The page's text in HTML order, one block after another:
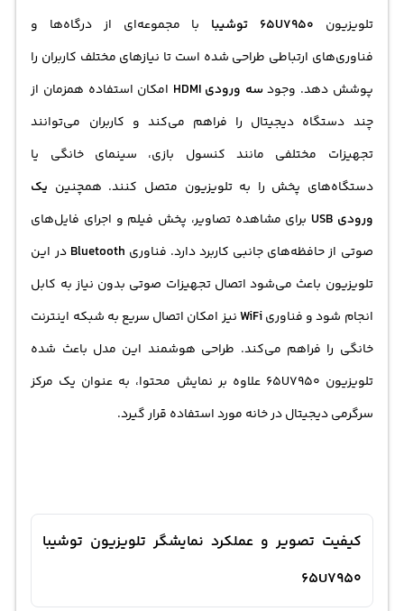
تلویزیون 65U7950 توشیبا
با مجموعه‌ای از درگاه‌ها و
فناوری‌های ارتباطی طراحی شده است تا نیازهای مختلف کاربران را
پوشش دهد. وجود سه ورودی HDMI
امکان استفاده همزمان از
چند دستگاه دیجیتال را فراهم می‌کند و کاربران می‌توانند
تجهیزات مختلفی مانند کنسول بازی، سینمای خانگی یا
دستگاه‌های پخش را به تلویزیون متصل کنند. همچنین یک
ورودی USB
برای مشاهده تصاویر، پخش فیلم و اجرای فایل‌های
صوتی از حافظه‌های جانبی کاربرد دارد. فناوری Bluetooth در این
تلویزیون باعث می‌شود اتصال تجهیزات صوتی بدون نیاز به کابل
انجام شود و فناوریWiFiنیز امکان اتصال سریع به شبکه اینترنت
خانگی را فراهم می‌کند. طراحی هوشمند این مدل باعث شده
تلویزیون 65U7950 علاوه بر نمایش محتوا، به عنوان یک مرکز
سرگرمی دیجیتال در خانه مورد استفاده قرار گیرد.
کیفیت تصویر و عملکرد نمایشگر تلویزیون توشیبا
65U7950